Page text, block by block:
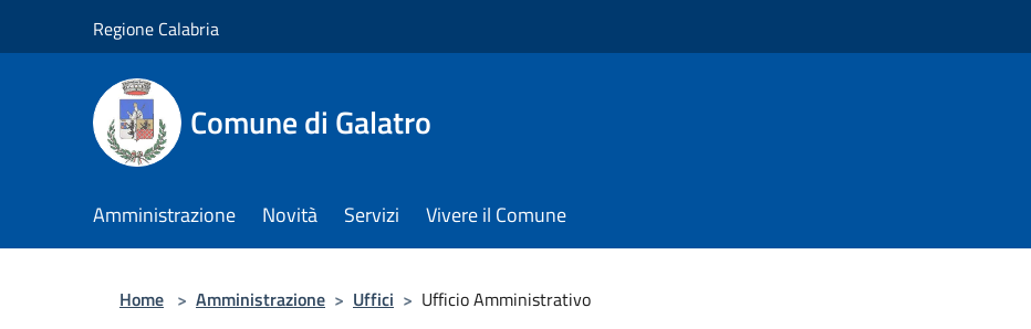
Regione Calabria
Comune di Galatro
Amministrazione Novità Servizi Vivere il Comune
Home > Amministrazione > Uffici > Ufficio Amministrativo